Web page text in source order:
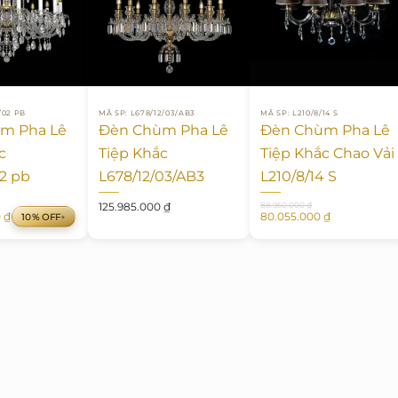
02 PB
Pha Lê
pb
₫ 10% OFF
MÃ SP: L678/12/03/AB3
Đèn Chùm Pha Lê
Tiệp Khắc
L678/12/03/AB3
125.985.000 ₫
MÃ SP: L210/8/14 S
Đèn Chùm Pha Lê
Tiệp Khắc Chao Vải
L210/8/14 S
88.950.000₫
Giá
gốc
80.055.000₫
Giá
hiện